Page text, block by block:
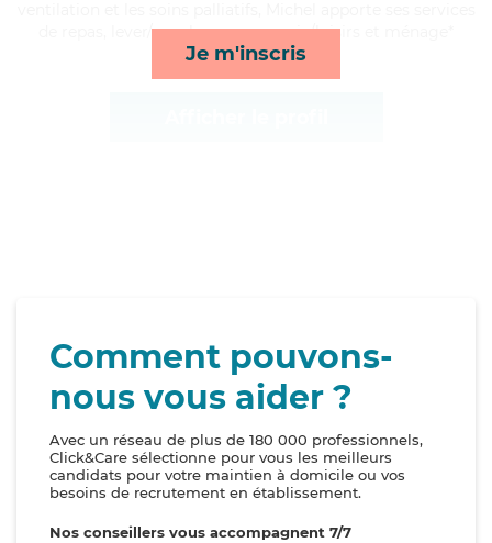
Je m'inscris
de repas, lever/coucher, compagnie/loisirs et ménage*
Comment pouvons-
nous vous aider ?
Avec un réseau de plus de 180 000 professionnels,
Click&Care sélectionne pour vous les meilleurs
candidats pour votre maintien à domicile ou vos
besoins de recrutement en établissement.
Nos conseillers vous accompagnent 7/7